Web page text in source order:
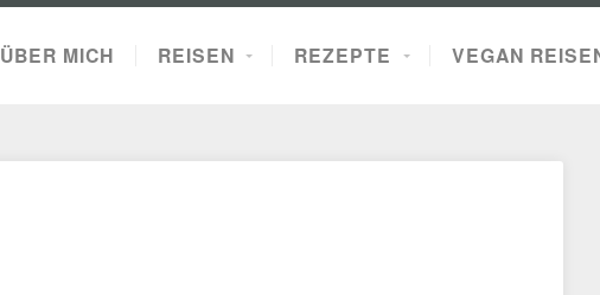
ÜBER MICH REISEN REZEPTE VEGAN